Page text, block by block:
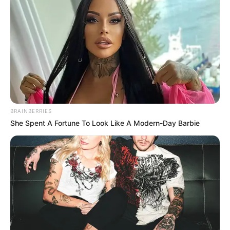
Lea además:Por tragedia en Quetame modifican
importante paso en transversal en vía Bogotá -
Villavicencio
En el lugar,se evidenció una creciente que cada vez
aumenta por las constantes lluvias, lo cual, ya es
recurrente para los habitantes del sector de Naranjal,
quienes nunca se les dio conocimiento de un riesgo
latente.
Tras la tragedialos únicos que sobrevivieron de los
escombros, contaron lo sucedidomientras salían por las
vías angostas del caserío.
BRAINBERRIES
She Spent A Fortune To Look Like A Modern-Day Barbie